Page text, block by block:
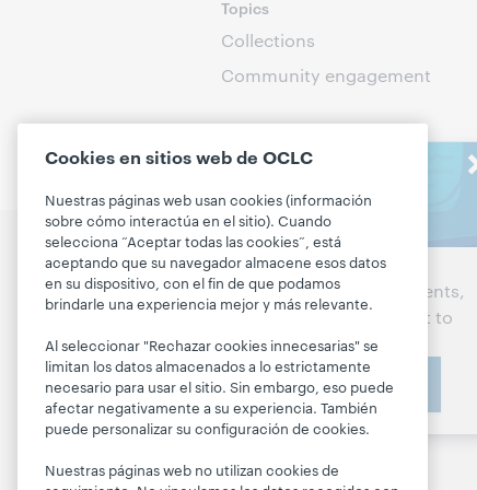
Topics
Collections
Community engagement
Stay in the
know
Get the latest product
updates, research, events,
and much more—right to
your inbox.
Subscribe now
Hablemos de los
próximos pasos para su
biblioteca
Comuníquese con
nosotros
Acerca
Acerca de OCLC
Cookies en sitios web de OCLC
Nuestras páginas web usan cookies (información
sobre cómo interactúa en el sitio). Cuando
selecciona “Aceptar todas las cookies”, está
aceptando que su navegador almacene esos datos
en su dispositivo, con el fin de que podamos
brindarle una experiencia mejor y más relevante.
Al seleccionar "Rechazar cookies innecesarias" se
limitan los datos almacenados a lo estrictamente
necesario para usar el sitio. Sin embargo, eso puede
afectar negativamente a su experiencia. También
puede personalizar su configuración de cookies.
Nuestras páginas web no utilizan cookies de